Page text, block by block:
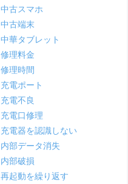
中古スマホ
中古端末
中華タブレット
修理料金
修理時間
充電ポート
充電不良
充電口修理
充電器を認識しない
内部データ消失
内部破損
再起動を繰り返す